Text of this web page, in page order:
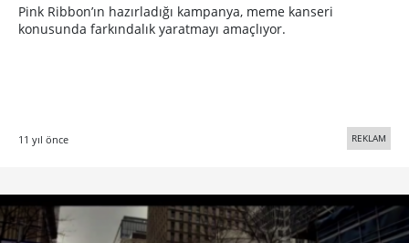
Pink Ribbon’ın hazırladığı kampanya, meme kanseri
konusunda farkındalık yaratmayı amaçlıyor.
11 yıl önce REKLAM